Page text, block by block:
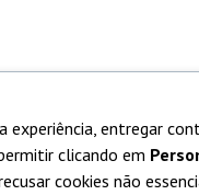
experiência, entregar
clicando em
cookies não